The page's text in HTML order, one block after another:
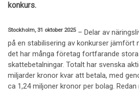
konkurs.
Stockholm, 31 oktober 2025– Delar av
på en stabilisering av konkurser jämfört
det har många företag fortfarande
skattebetalningar. Totalt har svenska
miljarder kronor kvar att betala, med
ca 1,24 miljoner kronor per bolag. Redan